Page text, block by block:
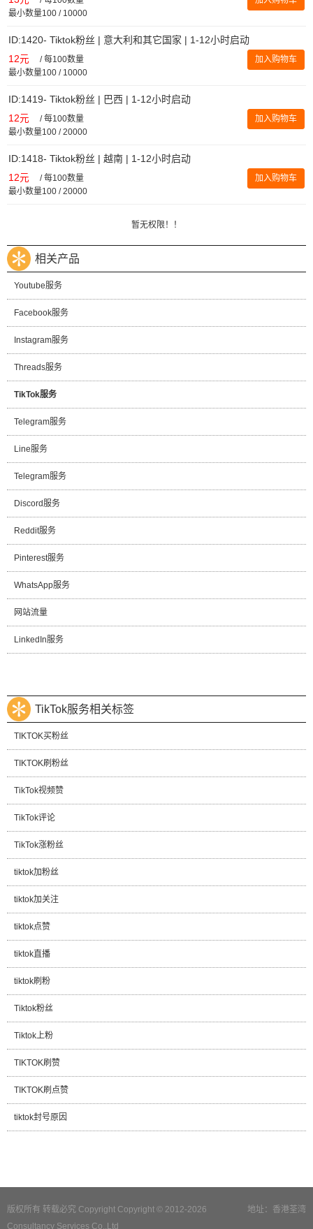
最小数量100 / 10000
ID:1420- Tiktok粉丝 | 意大利和其它国家 | 1-12小时启动
12元 /每100数量
最小数量100 / 10000
加入购物车
ID:1419- Tiktok粉丝 | 巴西 | 1-12小时启动
12元 /每100数量
最小数量100 / 20000
加入购物车
ID:1418- Tiktok粉丝 | 越南 | 1-12小时启动
12元 /每100数量
最小数量100 / 20000
加入购物车
暂无权限！！
相关产品
Youtube服务
Facebook服务
Instagram服务
Threads服务
TikTok服务
Telegram服务
Line服务
Telegram服务
Discord服务
Reddit服务
Pinterest服务
WhatsApp服务
网站流量
LinkedIn服务
TikTok服务相关标签
TIKTOK买粉丝
TIKTOK刷粉丝
TikTok视频赞
TikTok评论
TikTok涨粉丝
tiktok加粉丝
tiktok加关注
tiktok点赞
tiktok直播
tiktok刷粉
Tiktok粉丝
Tiktok上粉
TIKTOK刷赞
TIKTOK刷点赞
tiktok封号原因
地址：香港荃湾
版权所有 转载必究 Copyright Copyright © 2012-2026
Consultancy Services Co.,Ltd